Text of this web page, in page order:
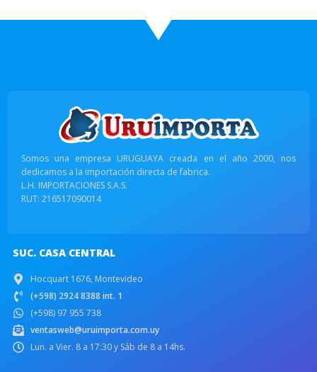
Somos una empresa URUGUAYA creada en el año 2000, nos
dedicamos a la importación directa de fabrica.
L.H. IMPORTACIONES S.A.S.
RUT: 216517090014
SUC. CASA CENTRAL
Hocquart 1676, Montevideo
(+598) 2924 8388 int. 1
(+598) 97 955 738
ventasweb@uruimporta.com.uy
Lun. a Vier. 8 a 17:30 y Sáb de 8 a 14hs.